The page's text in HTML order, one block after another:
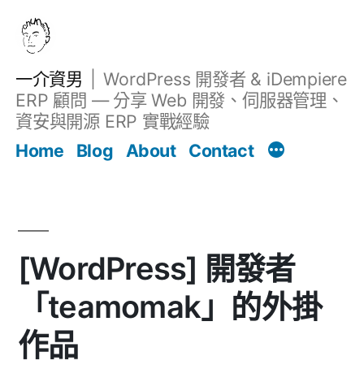
一介資男
WordPress 開發者 & iDempiere
ERP 顧問 — 分享 Web 開發、伺服器管理、
資安與開源 ERP 實戰經驗
Home
Blog About Contact
[WordPress] 開發者
「teamomak」的外掛
作品
文章